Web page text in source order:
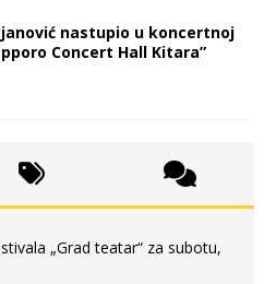
nastupio u koncertnoj
Concert Hall Kitara”
„Grad teatar“ za subotu,